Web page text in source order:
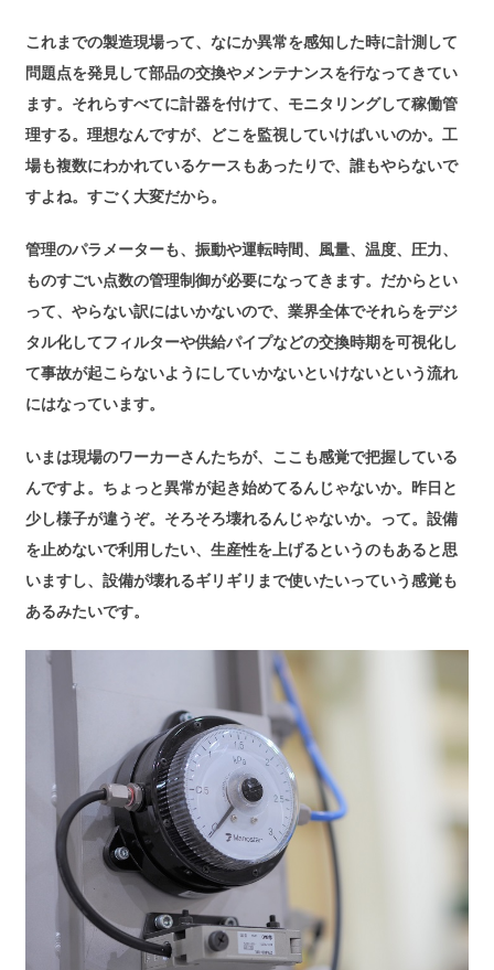
これまでの製造現場って、なにか異常を感知した時に計測して
問題点を発見して部品の交換やメンテナンスを行なってきてい
ます。それらすべてに計器を付けて、モニタリングして稼働管
理する。理想なんですが、どこを監視していけばいいのか。工
場も複数にわかれているケースもあったりで、誰もやらないで
すよね。すごく大変だから。
管理のパラメーターも、振動や運転時間、風量、温度、圧力、
ものすごい点数の管理制御が必要になってきます。だからとい
って、やらない訳にはいかないので、業界全体でそれらをデジ
タル化してフィルターや供給パイプなどの交換時期を可視化し
て事故が起こらないようにしていかないといけないという流れ
にはなっています。
いまは現場のワーカーさんたちが、ここも感覚で把握している
んですよ。ちょっと異常が起き始めてるんじゃないか。昨日と
少し様子が違うぞ。そろそろ壊れるんじゃないか。って。設備
を止めないで利用したい、生産性を上げるというのもあると思
いますし、設備が壊れるギリギリまで使いたいっていう感覚も
あるみたいです。